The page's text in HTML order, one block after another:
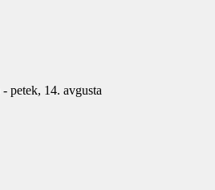
- petek, 14. avgusta